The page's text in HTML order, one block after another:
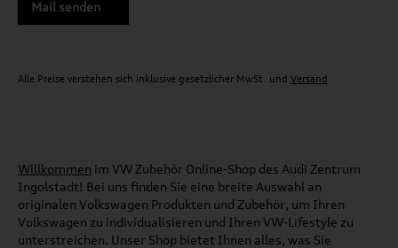
Mail senden
Alle Preise verstehen sich inklusive gesetzlicher MwSt. und Versand
Willkommen im VW Zubehör Online-Shop des Audi Zentrum
Ingolstadt! Bei uns finden Sie eine breite Auswahl an
originalen Volkswagen Produkten und Zubehör, um Ihren
Volkswagen zu individualisieren und Ihren VW-Lifestyle zu
unterstreichen. Unser Shop bietet Ihnen alles, was Sie